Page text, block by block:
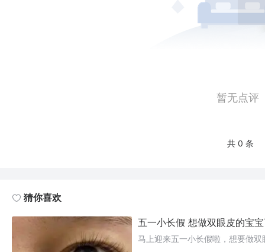
暂无点评
共 0 条
猜你喜欢
五一小长假 想做双眼皮的宝
马上迎来五一小长假啦，想要做